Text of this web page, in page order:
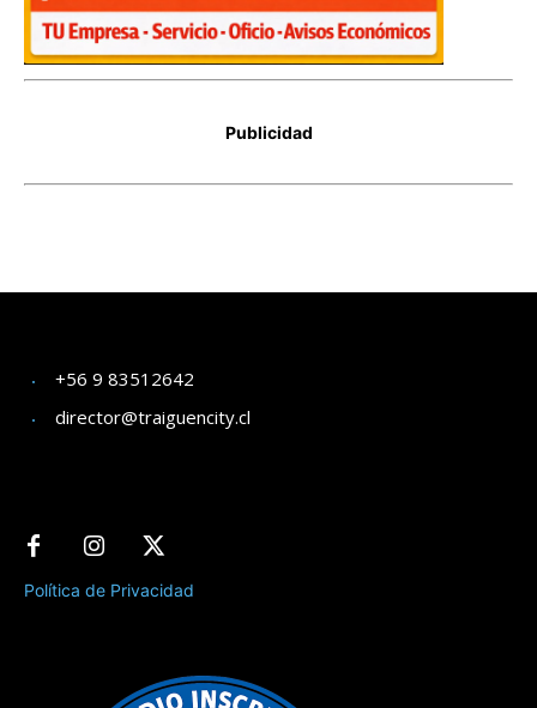
+56 9 83512642
director@traiguencity.cl
Política de Privacidad